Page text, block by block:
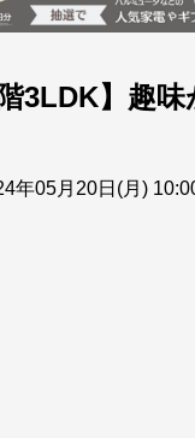
3LDK】趣
年05月20日(月)